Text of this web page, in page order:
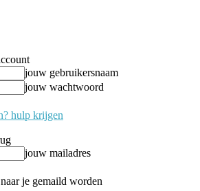
jouw gebruikersnaam
jouw wachtwoord
hulp krijgen
jouw mailadres
je gemaild worden